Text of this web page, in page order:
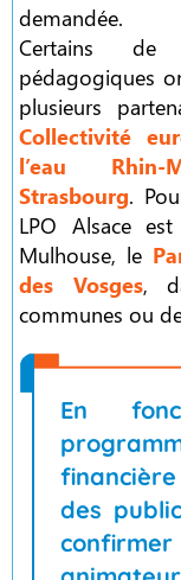
demandée.
Certains de
pédagogiques
plusieurs
Collectivité
l’eau Rhin-
Strasbourg.
LPO Alsace
Mulhouse, le
des Vosges,
communes ou
En
des